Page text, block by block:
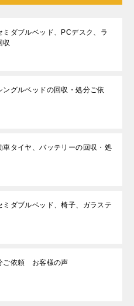
ミダブルベッド、PCデスク、ラ
収
ングルベッドの回収・処分ご依
車タイヤ、バッテリーの回収・処
ミダブルベッド、椅子、ガラステ
ご依頼 お客様の声